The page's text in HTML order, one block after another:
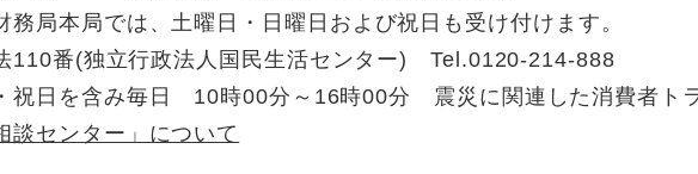
局本局では、土曜日・日曜日および祝日も受け付けます。
110番(独立行政法人国民生活センター) Tel.0120-214-888
祝日を含み毎日 10時00分～16時00分 震災に関連した消費者ト
談センター」について